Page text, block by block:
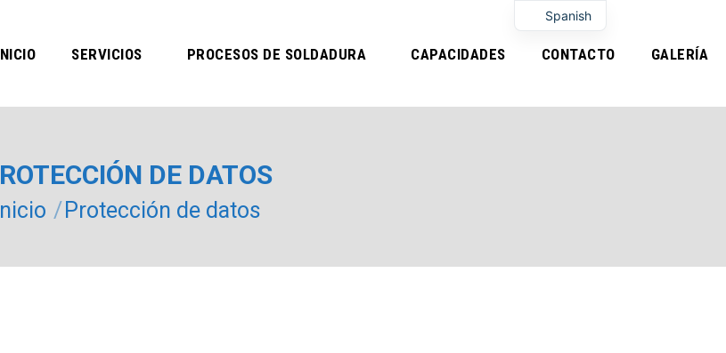
SERVICIOS PROCESOS DE SOLDADURA CAPACIDADES CONTACTO GALERÍA
DE DATOS
aquí:
Inicio Protección de datos
Spanish